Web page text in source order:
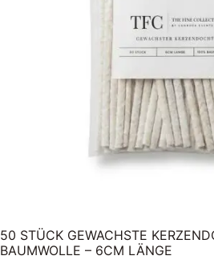
50 STÜCK GEWACHSTE
BAUMWOLLE – 6CM LÄNGE